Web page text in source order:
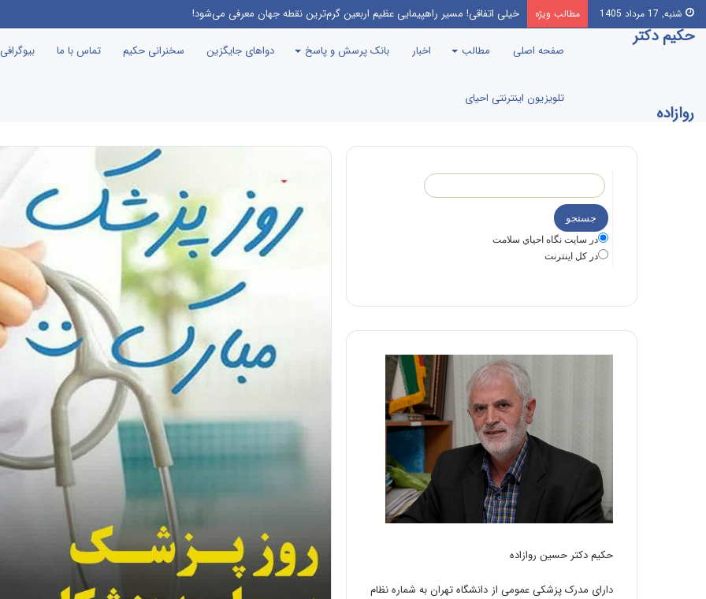
شنبه, 17 مرداد 1405 مطالب ویژه این‌که مرندی رو بیارن صدا‌ و سیما، برنامه جوانی جمعیت، درست مثل این می‌مونه که صدام رو دعوت کنن راهیان نور!
حکیم دکتر
روازاده
صفحه اصلی مطالب اخبار بانک پرسش و پاسخ دواهای جایگزین سخنرانی حکیم تماس با ما
تلویزیون اینترنتی احیای
در سايت نگاه احياي سلامت
در كل اينترنت
حکیم دکتر حسین روازاده
دارای مدرک پزشکی عمومی از دانشگاه تهران به شماره نظام